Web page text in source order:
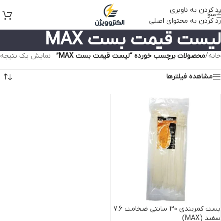
رد کردن به ناوبری
رد کردن به محتوای اصلی
منو
لیست قیمت بست MAX
خانه/محصولات برچسب خورده “لیست قیمت بست MAX” نمایش یک نتیجه
مشاهده فیلترها
بست کمربندی 30 سانتی ضخامت 7.6
سفید (MAX)